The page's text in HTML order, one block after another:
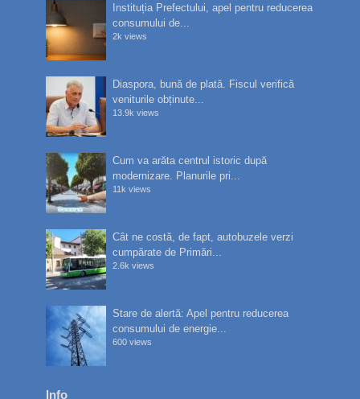
Instituția Prefectului, apel pentru reducerea
consumului de...
2k views
Diaspora, bună de plată. Fiscul verifică
veniturile obținute...
13.9k views
Cum va arăta centrul istoric după
modernizare. Planurile pri...
11k views
Cât ne costă, de fapt, autobuzele verzi
cumpărate de Primări...
2.6k views
Stare de alertă: Apel pentru reducerea
consumului de energie...
600 views
Info